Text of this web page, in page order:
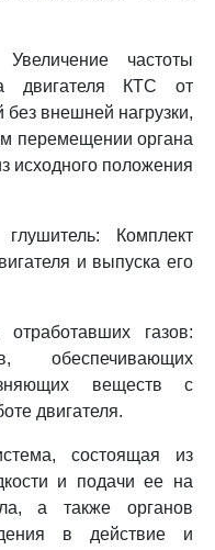
частоты
двигателя КТС от
внешней нагрузки,
перемещении органа
исходного положения
Комплект
и выпуска его
газов:
обеспечивающих
веществ с
двигателя.
состоящая из
и подачи ее на
а также органов
в действие и